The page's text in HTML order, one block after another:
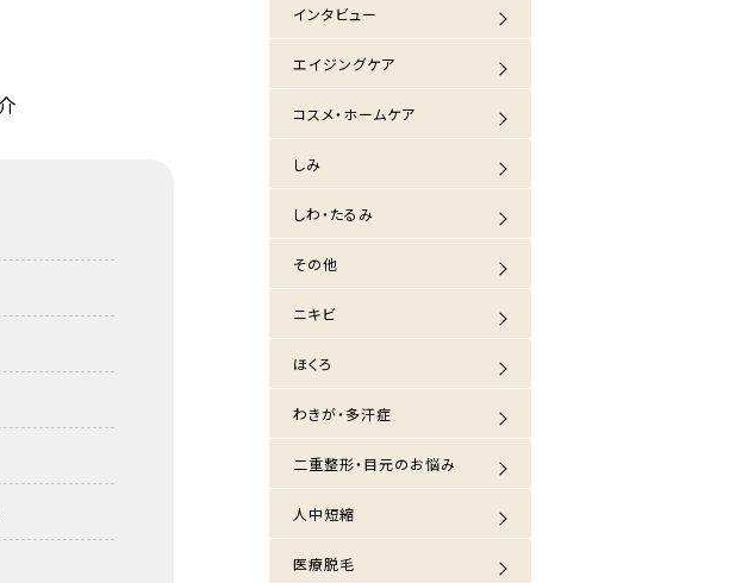
インタビュー
エイジングケア
コスメ・ホームケア
しみ
しわ・たるみ
その他
ニキビ
ほくろ
わきが・多汗症
二重整形・目元のお悩み
人中短縮
医療脱毛